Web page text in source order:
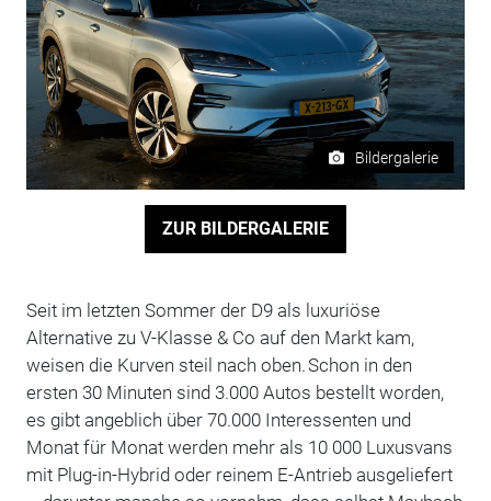
Bildergalerie
ZUR BILDERGALERIE
Seit im letzten Sommer der D9 als luxuriöse
Alternative zu V-Klasse & Co auf den Markt kam,
weisen die Kurven steil nach oben. Schon in den
ersten 30 Minuten sind 3.000 Autos bestellt worden,
es gibt angeblich über 70.000 Interessenten und
Monat für Monat werden mehr als 10 000 Luxusvans
mit Plug-in-Hybrid oder reinem E-Antrieb ausgeliefert